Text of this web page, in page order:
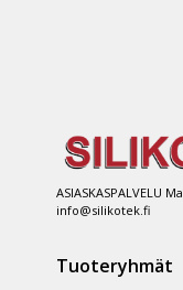
ASIASKASPALVELU
info@silikotek.fi
Tuoteryhmät